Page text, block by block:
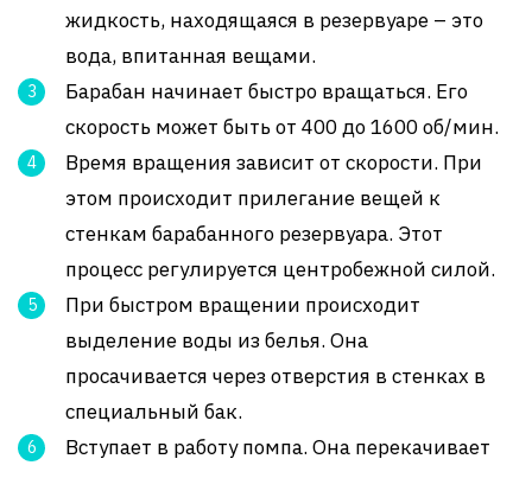
жидкость, находящаяся в резервуаре – это
вода, впитанная вещами.
Барабан начинает быстро вращаться. Его
скорость может быть от 400 до 1600 об/мин.
Время вращения зависит от скорости. При
этом происходит прилегание вещей к
стенкам барабанного резервуара. Этот
процесс регулируется центробежной силой.
При быстром вращении происходит
выделение воды из белья. Она
просачивается через отверстия в стенках в
специальный бак.
Вступает в работу помпа. Она перекачивает